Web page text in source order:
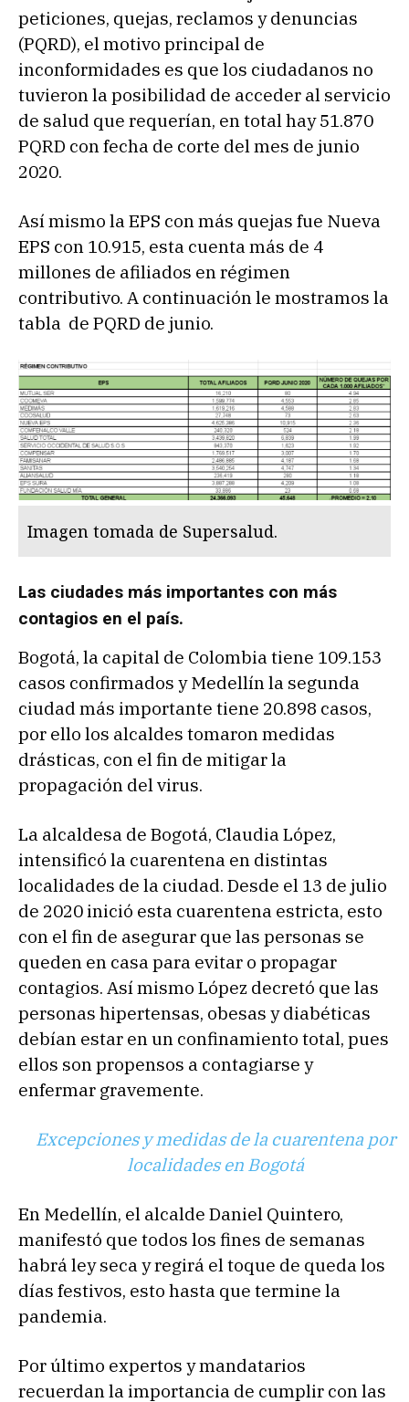
peticiones, quejas, reclamos y denuncias
(PQRD), el motivo principal de
inconformidades es que los ciudadanos no
tuvieron la posibilidad de acceder al servicio
de salud que requerían, en total hay 51.870
PQRD con fecha de corte del mes de junio
2020.
Así mismo la EPS con más quejas fue Nueva
EPS con 10.915, esta cuenta más de 4
millones de afiliados en régimen
contributivo. A continuación le mostramos la
tabla de PQRD de junio.
Imagen tomada de Supersalud.
Las ciudades más importantes con más
contagios en el país.
Bogotá, la capital de Colombia tiene 109.153
casos confirmados y Medellín la segunda
ciudad más importante tiene 20.898 casos,
por ello los alcaldes tomaron medidas
drásticas, con el fin de mitigar la
propagación del virus.
La alcaldesa de Bogotá, Claudia López,
intensificó la cuarentena en distintas
localidades de la ciudad. Desde el 13 de julio
de 2020 inició esta cuarentena estricta, esto
con el fin de asegurar que las personas se
queden en casa para evitar o propagar
contagios. Así mismo López decretó que las
personas hipertensas, obesas y diabéticas
debían estar en un confinamiento total, pues
ellos son propensos a contagiarse y
enfermar gravemente.
Excepciones y medidas de la cuarentena por
localidades en Bogotá
En Medellín, el alcalde Daniel Quintero,
manifestó que todos los fines de semanas
habrá ley seca y regirá el toque de queda los
días festivos, esto hasta que termine la
pandemia.
Por último expertos y mandatarios
recuerdan la importancia de cumplir con las